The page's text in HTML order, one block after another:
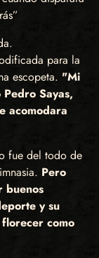
para la
escopeta. "Mi
Sayas,
acomodara
fue del todo de
Pero
buenos
y su
como